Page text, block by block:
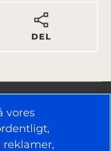
DEL
vores
reklamer,